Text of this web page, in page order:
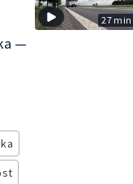
—
27 min